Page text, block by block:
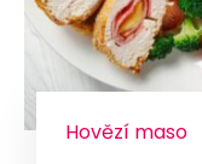
Hovězí maso